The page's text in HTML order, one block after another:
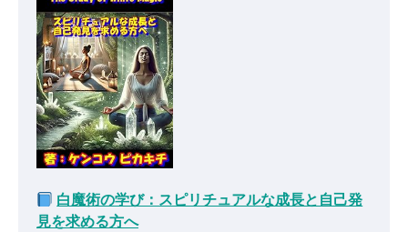
白魔術の学び：スピリチュアルな成長と自己発
見を求める方へ